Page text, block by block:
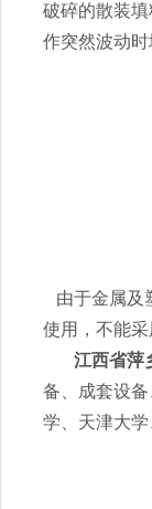
破碎的散装
作突然波动
由于金属及
使用，不能
江西省萍
备、成套设
学、天津大